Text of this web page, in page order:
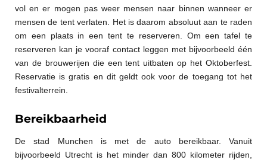
vol en er mogen pas weer mensen naar binnen wanneer er
mensen de tent verlaten. Het is daarom absoluut aan te raden
om een plaats in een tent te reserveren. Om een tafel te
reserveren kan je vooraf contact leggen met bijvoorbeeld één
van de brouwerijen die een tent uitbaten op het Oktoberfest.
Reservatie is gratis en dit geldt ook voor de toegang tot het
festivalterrein.
Bereikbaarheid
De stad Munchen is met de auto bereikbaar. Vanuit
bijvoorbeeld Utrecht is het minder dan 800 kilometer rijden,